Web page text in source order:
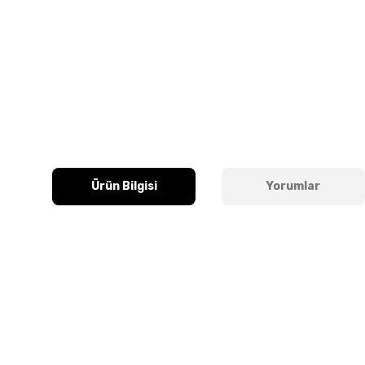
Ürün Bilgisi Yorumlar